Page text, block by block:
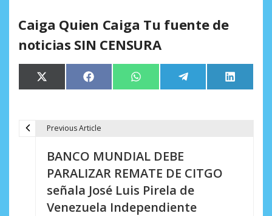
Caiga Quien Caiga Tu fuente de
noticias SIN CENSURA
Compartir
en
X
(Twitter)
Compartir
en
Facebook Compartir
en
WhatsApp Compartir
en
Telegram
en
LinkedIn
Previous Article
BANCO MUNDIAL DEBE
PARALIZAR REMATE DE CITGO
señala José Luis Pirela de
Venezuela Independiente